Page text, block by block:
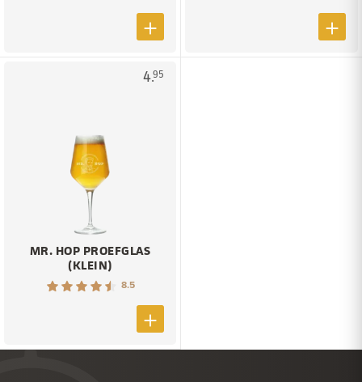
4.95
MR. HOP PROEFGLAS
(KLEIN)
8.5